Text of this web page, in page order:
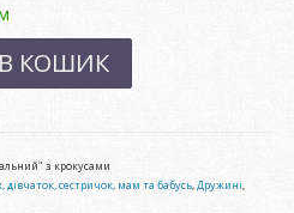
КОШИК
з крокусами
дівчаток, сестричок, мам та бабусь,Дружині,